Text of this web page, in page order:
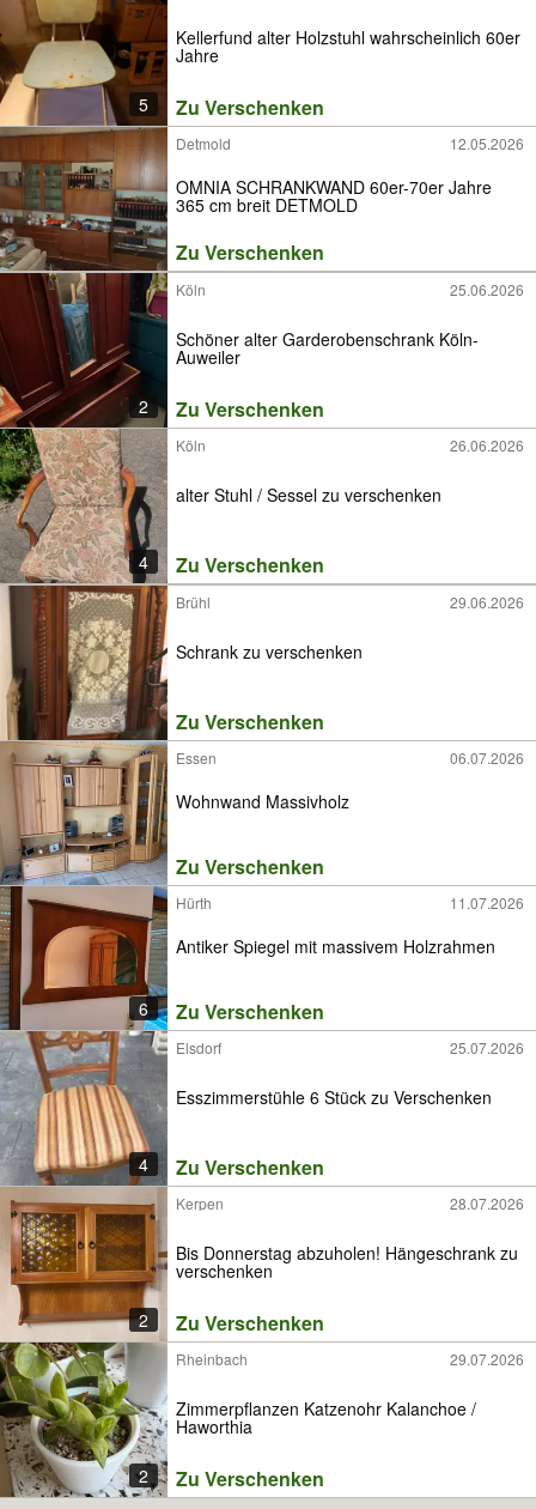
5
Kellerfund alter Holzstuhl wahrscheinlich 60er
Jahre
Zu Verschenken
Detmold 12.05.2026
OMNIA SCHRANKWAND 60er-70er Jahre
365 cm breit DETMOLD
Zu Verschenken
2
Köln 25.06.2026
Schöner alter Garderobenschrank Köln-
Auweiler
Zu Verschenken
4
Köln 26.06.2026
alter Stuhl / Sessel zu verschenken
Zu Verschenken
Brühl 29.06.2026
Schrank zu verschenken
Zu Verschenken
Essen 06.07.2026
Wohnwand Massivholz
Zu Verschenken
6
Hürth 11.07.2026
Antiker Spiegel mit massivem Holzrahmen
Zu Verschenken
4
Elsdorf 25.07.2026
Esszimmerstühle 6 Stück zu Verschenken
Zu Verschenken
2
Kerpen 28.07.2026
Bis Donnerstag abzuholen! Hängeschrank zu
verschenken
Zu Verschenken
2
Rheinbach 29.07.2026
Zimmerpflanzen Katzenohr Kalanchoe /
Haworthia
Zu Verschenken